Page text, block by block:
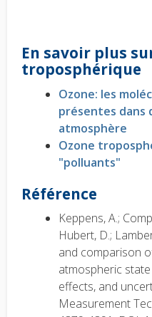
En savoir plus
troposphérique
Ozone: les
présentes dans
atmosphère
Ozone
"polluants"
Référence
Keppens, A.;
Hubert, D.;
and comparison
atmospheric
effects, and
Measurement